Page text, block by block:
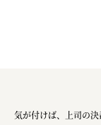
気が付けば、上司の決